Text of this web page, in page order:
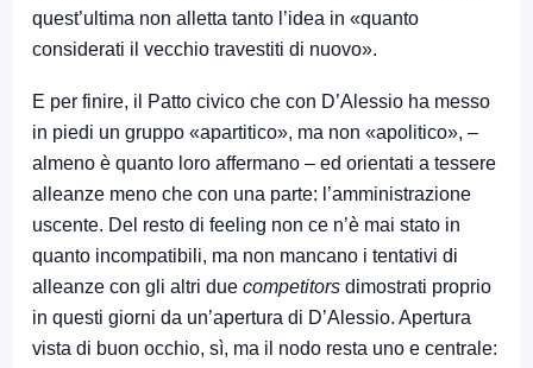
quest’ultima non alletta tanto l’idea in «quanto
considerati il vecchio travestiti di nuovo».
E per finire, il Patto civico che con D’Alessio ha messo
in piedi un gruppo «apartitico», ma non «apolitico», –
almeno è quanto loro affermano – ed orientati a tessere
alleanze meno che con una parte: l’amministrazione
uscente. Del resto di feeling non ce n’è mai stato in
quanto incompatibili, ma non mancano i tentativi di
alleanze con gli altri due competitors dimostrati proprio
in questi giorni da un’apertura di D’Alessio. Apertura
vista di buon occhio, sì, ma il nodo resta uno e centrale: